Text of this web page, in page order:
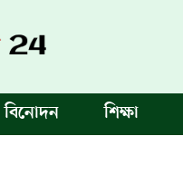
বিনোদন শিক্ষা